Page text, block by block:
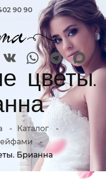
90 90
цветы.
Каталог
Брианна